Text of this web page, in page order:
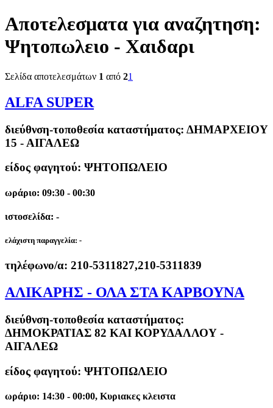
Αποτελεσματα για αναζητηση:
Ψητοπωλειο - Χαιδαρι
Σελίδα αποτελεσμάτων 1 από 21
ALFA SUPER
διεύθνση-τοποθεσία καταστήματος: ΔΗΜΑΡΧΕΙΟΥ
15 - ΑΙΓΑΛΕΩ
είδος φαγητού: ΨΗΤΟΠΩΛΕΙΟ
ωράριο: 09:30 - 00:30
ιστοσελίδα: -
ελάχιστη παραγγελία: -
τηλέφωνο/α: 210-5311827,210-5311839
ΑΛΙΚΑΡΗΣ - ΟΛΑ ΣΤΑ ΚΑΡΒΟΥΝΑ
διεύθνση-τοποθεσία καταστήματος:
ΔΗΜΟΚΡΑΤΙΑΣ 82 ΚΑΙ ΚΟΡΥΔΑΛΛΟΥ -
ΑΙΓΑΛΕΩ
είδος φαγητού: ΨΗΤΟΠΩΛΕΙΟ
ωράριο: 14:30 - 00:00, Κυριακες κλειστα